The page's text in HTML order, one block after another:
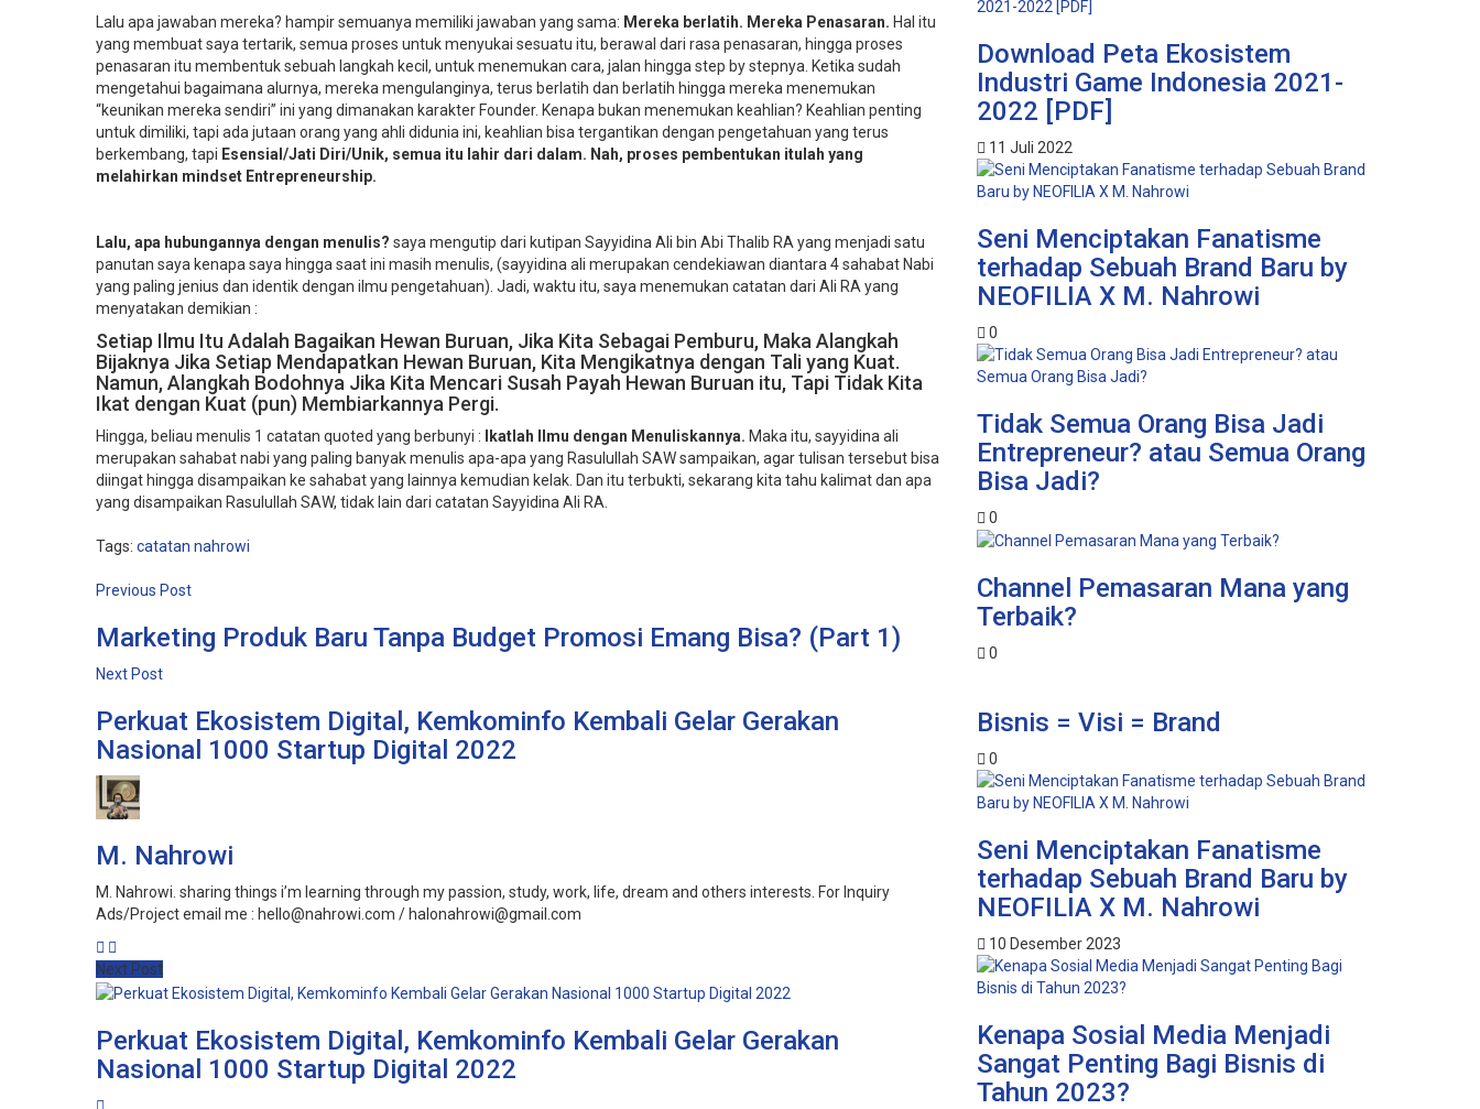
Lalu apa jawaban mereka? hampir semuanya memiliki jawaban yang sama: Mereka berlatih. Mereka Penasaran. Hal itu
yang membuat saya tertarik, semua proses untuk menyukai sesuatu itu, berawal dari rasa penasaran, hingga proses
penasaran itu membentuk sebuah langkah kecil, untuk menemukan cara, jalan hingga step by stepnya. Ketika sudah
mengetahui bagaimana alurnya, mereka mengulanginya, terus berlatih dan berlatih hingga mereka menemukan
“keunikan mereka sendiri” ini yang dimanakan karakter Founder. Kenapa bukan menemukan keahlian? Keahlian penting
untuk dimiliki, tapi ada jutaan orang yang ahli didunia ini, keahlian bisa tergantikan dengan pengetahuan yang terus
berkembang, tapi Esensial/Jati Diri/Unik, semua itu lahir dari dalam. Nah, proses pembentukan itulah yang
melahirkan mindset Entrepreneurship.
Lalu, apa hubungannya dengan menulis? saya mengutip dari kutipan Sayyidina Ali bin Abi Thalib RA yang menjadi satu
panutan saya kenapa saya hingga saat ini masih menulis, (sayyidina ali merupakan cendekiawan diantara 4 sahabat Nabi
yang paling jenius dan identik dengan ilmu pengetahuan). Jadi, waktu itu, saya menemukan catatan dari Ali RA yang
menyatakan demikian :
Setiap Ilmu Itu Adalah Bagaikan Hewan Buruan, Jika Kita Sebagai Pemburu, Maka Alangkah
Bijaknya Jika Setiap Mendapatkan Hewan Buruan, Kita Mengikatnya dengan Tali yang Kuat.
Namun, Alangkah Bodohnya Jika Kita Mencari Susah Payah Hewan Buruan itu, Tapi Tidak Kita
Ikat dengan Kuat (pun) Membiarkannya Pergi.
Hingga, beliau menulis 1 catatan quoted yang berbunyi : Ikatlah Ilmu dengan Menuliskannya. Maka itu, sayyidina ali
merupakan sahabat nabi yang paling banyak menulis apa-apa yang Rasulullah SAW sampaikan, agar tulisan tersebut bisa
diingat hingga disampaikan ke sahabat yang lainnya kemudian kelak. Dan itu terbukti, sekarang kita tahu kalimat dan apa
yang disampaikan Rasulullah SAW, tidak lain dari catatan Sayyidina Ali RA.
Tags: catatan nahrowi
Previous Post
Marketing Produk Baru Tanpa Budget Promosi Emang Bisa? (Part 1)
Next Post
Perkuat Ekosistem Digital, Kemkominfo Kembali Gelar Gerakan
Nasional 1000 Startup Digital 2022
M. Nahrowi
M. Nahrowi. sharing things i’m learning through my passion, study, work, life, dream and others interests. For Inquiry
Ads/Project email me : hello@nahrowi.com / halonahrowi@gmail.com
Next Post
Perkuat Ekosistem Digital, Kemkominfo Kembali Gelar Gerakan
Nasional 1000 Startup Digital 2022
Download Peta Ekosistem
Industri Game Indonesia 2021-
2022 [PDF]
11 Juli 2022
Seni Menciptakan Fanatisme
terhadap Sebuah Brand Baru by
NEOFILIA X M. Nahrowi
0
Tidak Semua Orang Bisa Jadi
Entrepreneur? atau Semua Orang
Bisa Jadi?
0
Channel Pemasaran Mana yang
Terbaik?
0
Bisnis = Visi = Brand
0
Seni Menciptakan Fanatisme
terhadap Sebuah Brand Baru by
NEOFILIA X M. Nahrowi
10 Desember 2023
Kenapa Sosial Media Menjadi
Sangat Penting Bagi Bisnis di
Tahun 2023?